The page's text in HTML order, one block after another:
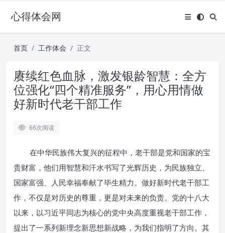
心得体会网
首页 工作体会 正文
赓续红色血脉，激发银龄智慧：全方
位强化“四个精准服务”，用心用情做
好新时代老干部工作
66次阅读
在中华民族伟大复兴的征程中，老干部是党和国家的宝
贵财富，他们用智慧和汗水书写了光辉历史，为民族独立、
国家富强、人民幸福奉献了毕生精力。做好新时代老干部工
作，不仅是对历史的尊重，更是对未来的负责。党的十八大
以来，以习近平同志为核心的党中央高度重视老干部工作，
提出了一系列新理念新思想新战略，为我们指明了方向。其